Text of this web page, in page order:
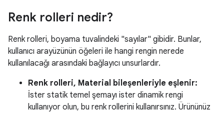
Renk rolleri nedir?
Renk rolleri, boyama tuvalindeki "sayılar" gibidir. Bunlar,
kullanıcı arayüzünün öğeleri ile hangi rengin nerede
kullanılacağı arasındaki bağlayıcı unsurlardır.
Renk rolleri, Material bileşenleriyle eşlenir:
İster statik temel şemayı ister dinamik rengi
kullanıyor olun, bu renk rollerini kullanırsınız. Ürününüz